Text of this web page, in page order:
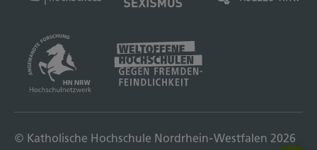
© Katholische Hochschule Nordrhein-Westfalen 2026